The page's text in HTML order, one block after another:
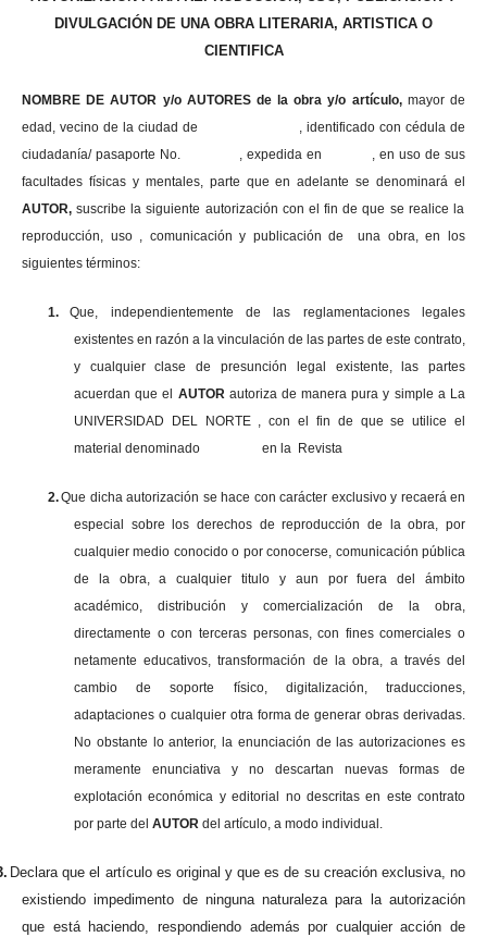
DIVULGACIÓN DE UNA OBRA LITERARIA, ARTISTICA O
CIENTIFICA
NOMBRE DE AUTOR y/o AUTORES de la obra y/o artículo, mayor de
edad, vecino de la ciudad de , identificado con cédula de
ciudadanía/ pasaporte No. , expedida en , en uso de sus
facultades físicas y mentales, parte que en adelante se denominará el
AUTOR,suscribe la siguiente autorización con el fin de que se realice la
reproducción, uso , comunicación y publicación de una obra, en los
siguientes términos:
1.
Que, independientemente de las reglamentaciones legales
existentes en razón a la vinculación de las partes de este contrato,
y cualquier clase de presunción legal existente, las partes
acuerdan que el AUTOR autoriza de manera pura y simple a La
UNIVERSIDAD DEL NORTE , con el fin de que se utilice el
material denominado en la Revista
2.Que dicha autorización se hace con carácter exclusivo y recaerá en
especial sobre los derechos de reproducción de la obra, por
cualquier medio conocido o por conocerse, comunicación pública
de la obra, a cualquier titulo y aun por fuera del ámbito
académico, distribución y comercialización de la obra,
directamente o con terceras personas, con fines comerciales o
netamente educativos, transformación de la obra, a través del
cambio de soporte físico, digitalización, traducciones,
adaptaciones o cualquier otra forma de generar obras derivadas.
No obstante lo anterior, la enunciación de las autorizaciones es
meramente enunciativa y no descartan nuevas formas de
explotación económica y editorial no descritas en este contrato
por parte del AUTORdel artículo, a modo individual.
Declara que el artículo es original y que es de su creación exclusiva, no
existiendo impedimento de ninguna naturaleza para la autorización
que está haciendo, respondiendo además por cualquier acción de